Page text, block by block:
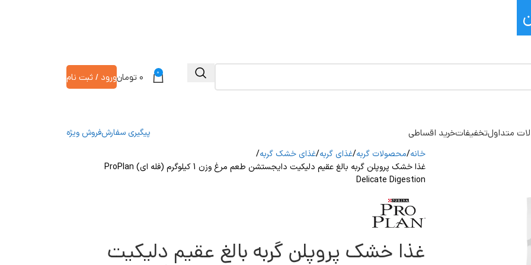
0 ۰تومانورود / ثبت نام
متداولتخفیفاتخرید اقساطی پیگیری سفارشفروش ویژه
خانه محصولات گربه غذای گربه غذای خشک گربه
غذا خشک پروپلن گربه بالغ عقیم دلیکیت دایجستشن طعم مرغ وزن 1 کیلوگرم (فله ای) ProPlan
Delicate Digestion
غذا خشک پروپلن گربه بالغ عقیم دلیکیت